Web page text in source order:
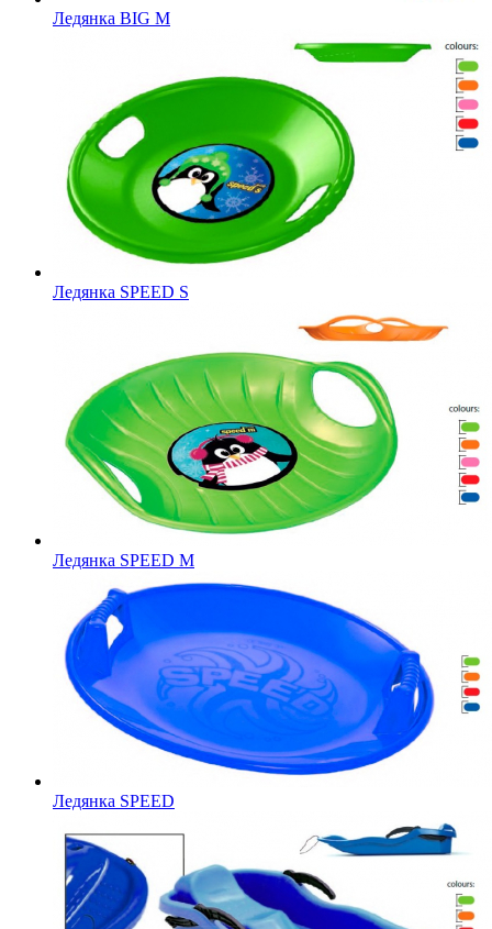
Ледянка BIG M
Ледянка SPEED S
Ледянка SPEED M
Ледянка SPEED